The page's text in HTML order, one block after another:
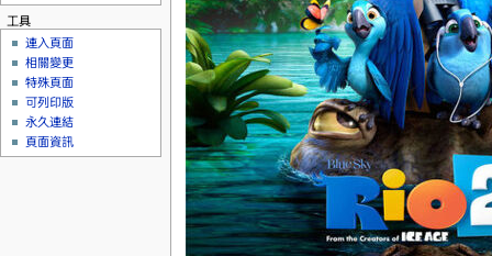
工具
連入頁面
相關變更
特殊頁面
可列印版
永久連結
頁面資訊